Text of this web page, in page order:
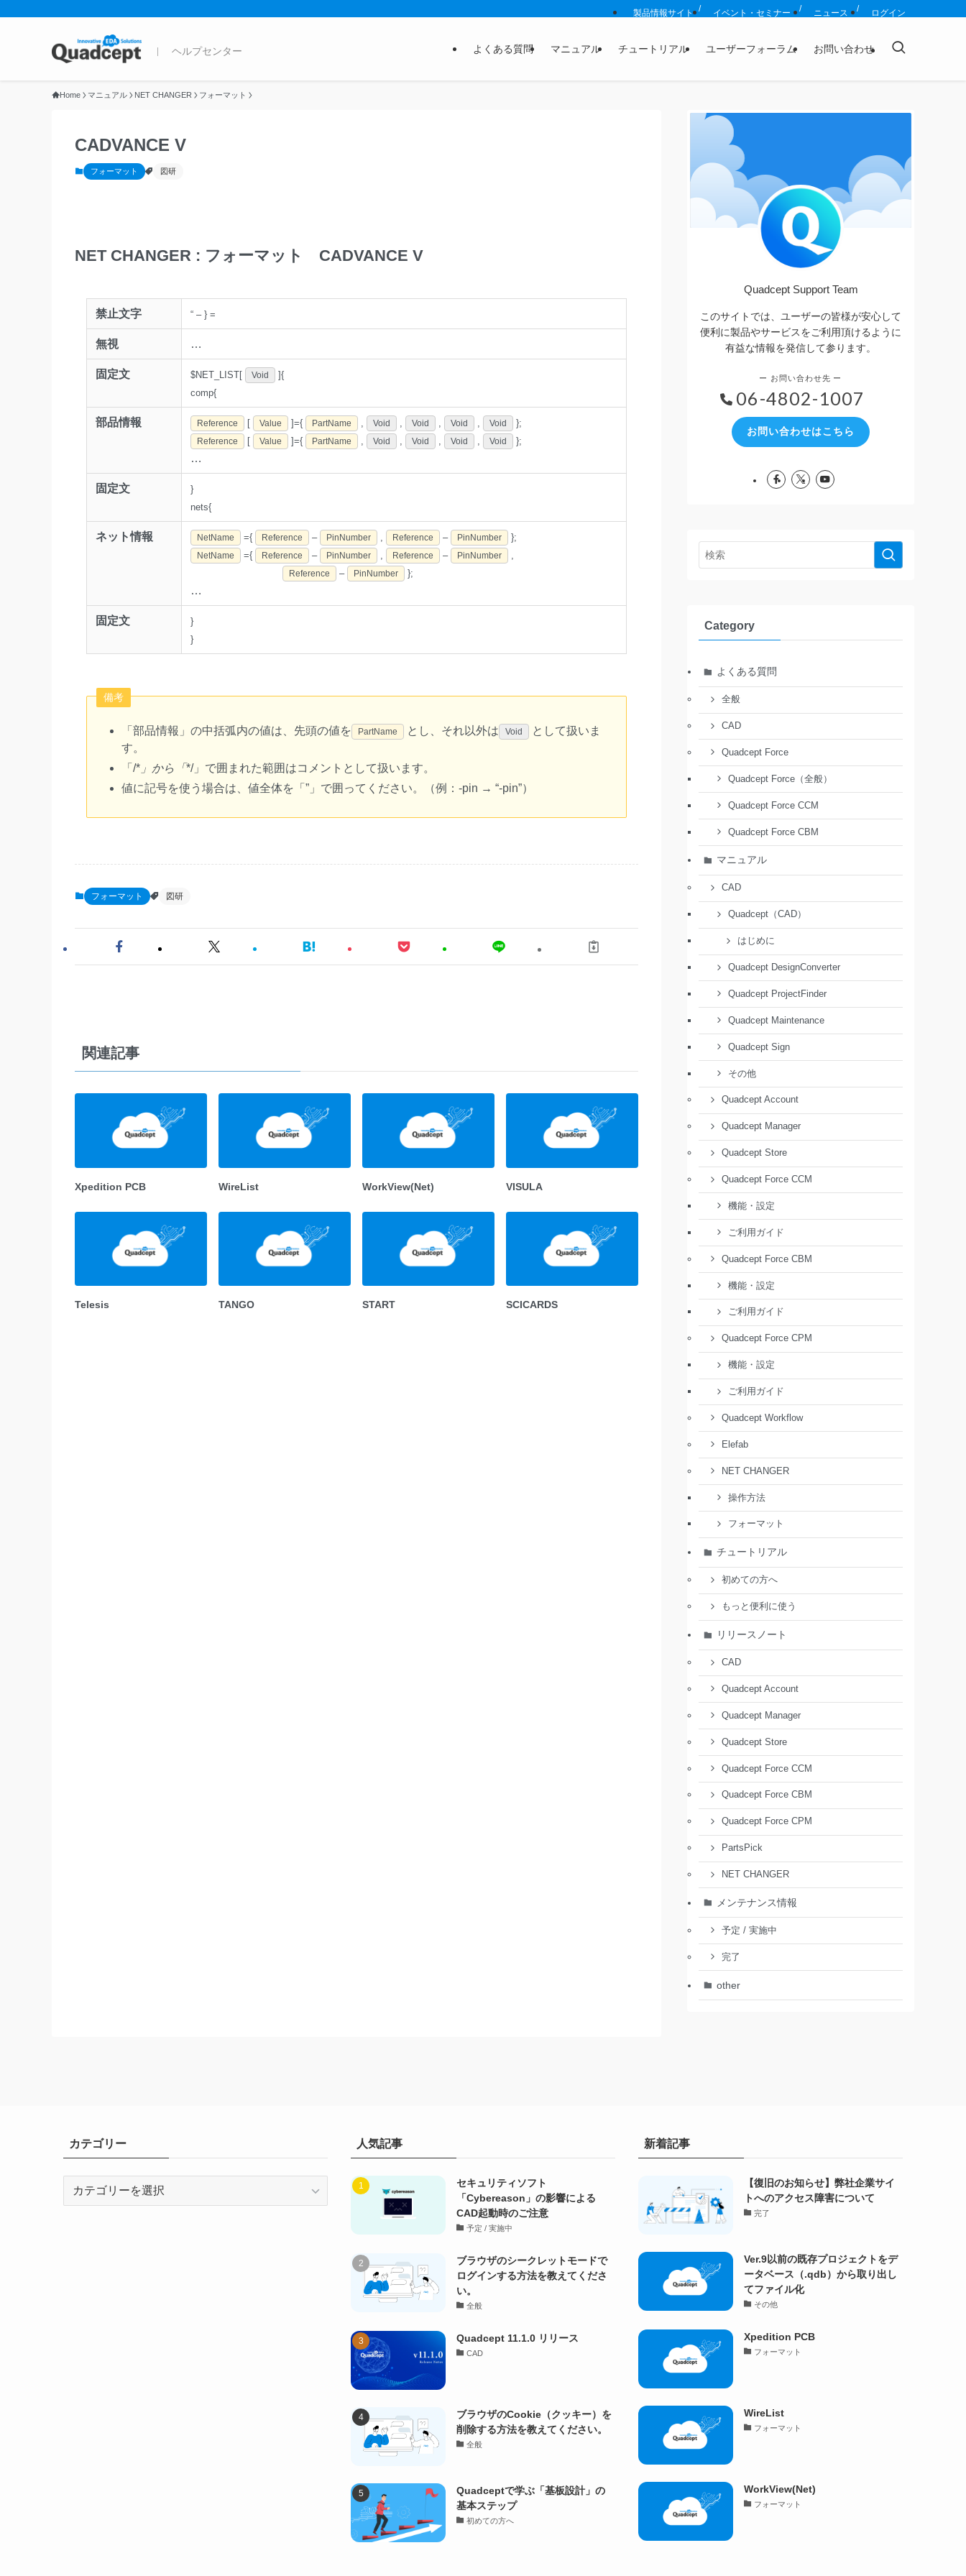
よくある質問 マニュアル チュートリアル ユーザーフォーラム お問い合わせ
製品情報サイト イベント・セミナー ニュース ログイン
Home マニュアル NET CHANGER フォーマット
CADVANCE V
フォーマット 図研
NET CHANGER : フォーマット CADVANCE V
禁止文字 “ – } =
無視 …
固定文 $NET_LIST[ Void
]{
comp{
部品情報 Reference [ Value ]={ PartName , Void , Void , Void , Void };
Reference [ Value ]={ PartName , Void , Void , Void , Void };
…
固定文
}
nets{
ネット情報 NetName ={ Reference – PinNumber , Reference – PinNumber };
NetName ={ Reference – PinNumber , Reference – PinNumber ,
Reference – PinNumber };
…
固定文
}
}
備考
「部品情報」の中括弧内の値は、先頭の値を PartName とし、それ以外は Void
として扱いま
す。
「/* 」から「*/」で囲まれた範囲はコメントとして扱います。
値に記号を使う場合は、値全体を「”」で囲ってください。（例：-pin → “-pin”）
フォーマット 図研
関連記事
Xpedition PCB WireList WorkView(Net) VISULA
Telesis TANGO START SCICARDS
Quadcept Support Team
このサイトでは、ユーザーの皆様が安心して
便利に製品やサービスをご利用頂けるように
有益な情報を発信して参ります。
06-4802-1007
お問い合わせはこちら
Category
よくある質問
全般
CAD
Quadcept Force
Quadcept Force（全般）
Quadcept Force CCM
Quadcept Force CBM
マニュアル
CAD
Quadcept（CAD）
はじめに
Quadcept DesignConverter
Quadcept ProjectFinder
Quadcept Maintenance
Quadcept Sign
その他
Quadcept Account
Quadcept Manager
Quadcept Store
Quadcept Force CCM
機能・設定
ご利用ガイド
Quadcept Force CBM
機能・設定
ご利用ガイド
Quadcept Force CPM
機能・設定
ご利用ガイド
Quadcept Workflow
Elefab
NET CHANGER
操作方法
フォーマット
チュートリアル
初めての方へ
もっと便利に使う
リリースノート
CAD
Quadcept Account
Quadcept Manager
Quadcept Store
Quadcept Force CCM
Quadcept Force CBM
Quadcept Force CPM
PartsPick
NET CHANGER
メンテナンス情報
予定 / 実施中
完了
other
カテゴリー 人気記事
セキュリティソフト
「Cybereason」の影響による
CAD起動時のご注意
予定 / 実施中
ブラウザのシークレットモードで
ログインする方法を教えてくださ
い。
全般
Quadcept 11.1.0 リリース
CAD
ブラウザのCookie（クッキー）を
削除する方法を教えてください。
全般
Quadceptで学ぶ「基板設計」の
基本ステップ
初めての方へ
新着記事
【復旧のお知らせ】弊社企業サイ
トへのアクセス障害について
完了
Ver.9以前の既存プロジェクトをデ
ータベース（.qdb）から取り出し
てファイル化
その他
Xpedition PCB
フォーマット
WireList
フォーマット
WorkView(Net)
フォーマット